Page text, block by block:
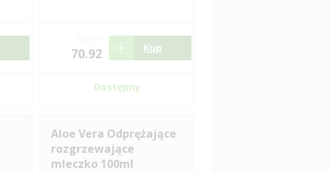
70.92 Kup
Dostępny
Aloe Vera Odprężające
rozgrzewające
mleczko 100ml